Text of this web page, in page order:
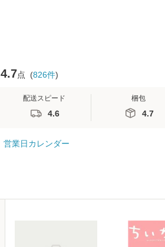
4.7点 (826件)
配送スピード
4.6
梱包
4.7
営業日カレンダー